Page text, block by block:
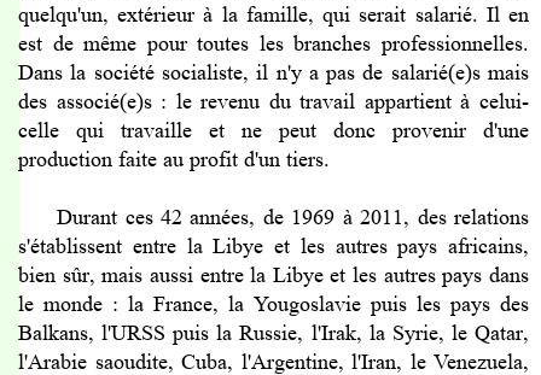
quelqu'un, extérieur à la famille, qui serait salarié. Il en
est de même pour toutes les branches professionnelles.
Dans la société socialiste, il n'y a pas de salarié(e)s mais
des associé(e)s : le revenu du travail appartient à celui-
celle qui travaille et ne peut donc provenir d'une
production faite au profit d'un tiers.
Durant ces 42 années, de 1969 à 2011, des relations
s'établissent entre la Libye et les autres pays africains,
bien sûr, mais aussi entre la Libye et les autres pays dans
le monde : la France, la Yougoslavie puis les pays des
Balkans, l'URSS puis la Russie, l'Irak, la Syrie, le Qatar,
l'Arabie saoudite, Cuba, l'Argentine, l'Iran, le Venezuela,